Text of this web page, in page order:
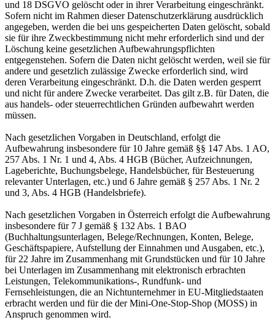
und 18 DSGVO gelöscht oder in ihrer Verarbeitung eingeschränkt.
Sofern nicht im Rahmen dieser Datenschutzerklärung ausdrücklich
angegeben, werden die bei uns gespeicherten Daten gelöscht, sobald
sie für ihre Zweckbestimmung nicht mehr erforderlich sind und der
Löschung keine gesetzlichen Aufbewahrungspflichten
entgegenstehen. Sofern die Daten nicht gelöscht werden, weil sie für
andere und gesetzlich zulässige Zwecke erforderlich sind, wird
deren Verarbeitung eingeschränkt. D.h. die Daten werden gesperrt
und nicht für andere Zwecke verarbeitet. Das gilt z.B. für Daten, die
aus handels- oder steuerrechtlichen Gründen aufbewahrt werden
müssen.
Nach gesetzlichen Vorgaben in Deutschland, erfolgt die
Aufbewahrung insbesondere für 10 Jahre gemäß §§ 147 Abs. 1 AO,
257 Abs. 1 Nr. 1 und 4, Abs. 4 HGB (Bücher, Aufzeichnungen,
Lageberichte, Buchungsbelege, Handelsbücher, für Besteuerung
relevanter Unterlagen, etc.) und 6 Jahre gemäß § 257 Abs. 1 Nr. 2
und 3, Abs. 4 HGB (Handelsbriefe).
Nach gesetzlichen Vorgaben in Österreich erfolgt die Aufbewahrung
insbesondere für 7 J gemäß § 132 Abs. 1 BAO
(Buchhaltungsunterlagen, Belege/Rechnungen, Konten, Belege,
Geschäftspapiere, Aufstellung der Einnahmen und Ausgaben, etc.),
für 22 Jahre im Zusammenhang mit Grundstücken und für 10 Jahre
bei Unterlagen im Zusammenhang mit elektronisch erbrachten
Leistungen, Telekommunikations-, Rundfunk- und
Fernsehleistungen, die an Nichtunternehmer in EU-Mitgliedstaaten
erbracht werden und für die der Mini-One-Stop-Shop (MOSS) in
Anspruch genommen wird.